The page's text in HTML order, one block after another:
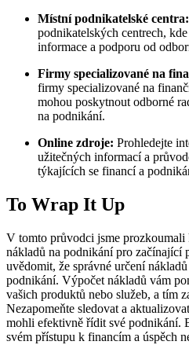
Místní podnikatelské centra:
podnikatelských centrech,
informace a podporu od
Firmy specializované na
firmy specializované na
mohou poskytnout odborné
na podnikání.
Online zdroje: Prohledejte
užitečných informací a
týkajících se financí a
To Wrap It Up
V tomto průvodci jsme
nákladů na podnikání pro začínající
uvědomit, že správné určení
podnikání. Výpočet nákladů vám
vašich produktů nebo služeb, a tím
Nezapomeňte sledovat a
mohli efektivně řídit své podnikání.
svém přístupu k financím a úspěch